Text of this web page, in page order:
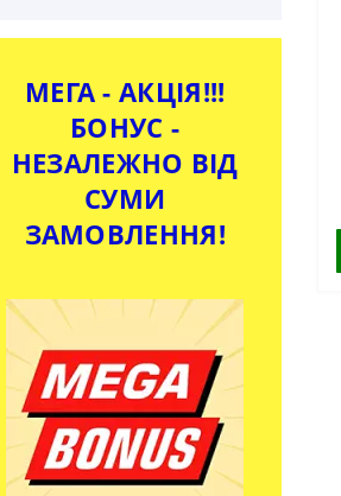
МЕГА - АКЦІЯ!!!
БОНУС -
НЕЗАЛЕЖНО ВІД
СУМИ
ЗАМОВЛЕННЯ!